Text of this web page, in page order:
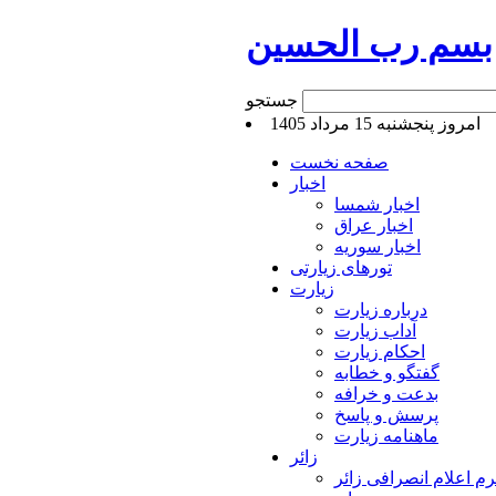
بسم رب الحسین
امروز پنجشنبه 15 مرداد 1405
صفحه نخست
اخبار
اخبار شمسا
اخبار عراق
اخبار سوریه
تورهای زیارتی
زیارت
درباره زیارت
آداب زیارت
احکام زیارت
گفتگو و خطابه
بدعت و خرافه
پرسش و پاسخ
ماهنامه زیارت
زائر
اعلام انصرافی زائر